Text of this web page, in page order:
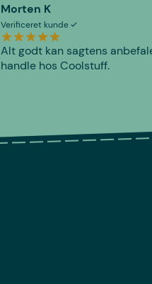
Morten K
Verificeret kunde
Alt godt kan sagtens
handle hos Coolstuff.